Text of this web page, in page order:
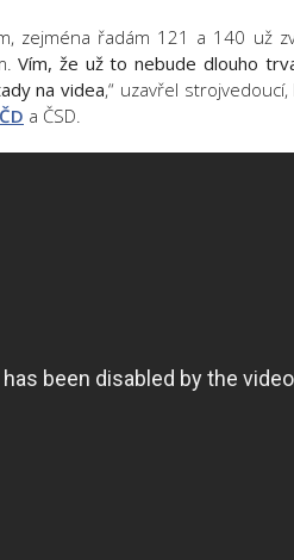
zejména řadám 121 a 140 už
Vím, že už to nebude dlouho
na videa,“ uzavřel
ČD a ČSD.